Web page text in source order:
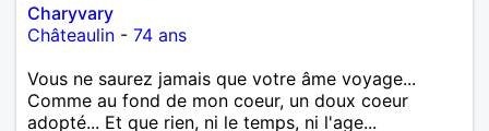
Charyvary
Châteaulin - 74 ans
Vous ne saurez jamais que votre âme voyage...
Comme au fond de mon coeur, un doux coeur
adopté... Et que rien, ni le temps, ni l'age...